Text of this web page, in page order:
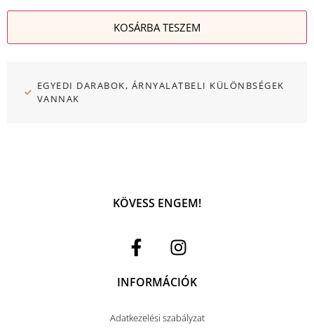
KOSÁRBA TESZEM
EGYEDI DARABOK, ÁRNYALATBELI KÜLÖNBSÉGEK
VANNAK
KÖVESS ENGEM!
INFORMÁCIÓK
Adatkezelési szabályzat